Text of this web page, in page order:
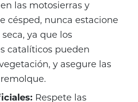
las motosierras y
césped, nunca estacione
ya que los
catalíticos pueden
y asegure las
Respete las